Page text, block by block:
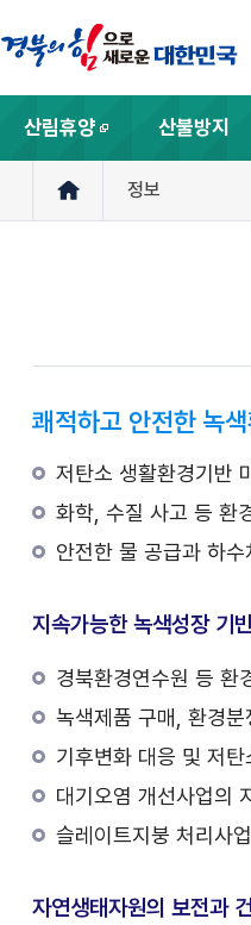
산림휴양
새창
산불방지
정보
쾌적하고 안전한 녹
저탄소 생활환경기반
화학, 수질 사고 등 환
안전한 물 공급과 하
지속가능한 녹색성장 기
경북환경연수원 등 환
녹색제품 구매, 환경
기후변화 대응 및 저
대기오염 개선사업의
슬레이트지붕 처리사
자연생태자원의 보전과